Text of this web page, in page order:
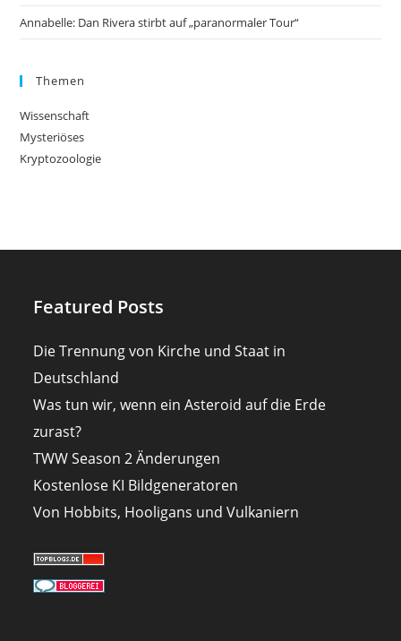
Annabelle: Dan Rivera stirbt auf „paranormaler Tour“
Themen
Wissenschaft
Mysteriöses
Kryptozoologie
Featured Posts
Die Trennung von Kirche und Staat in
Deutschland
Was tun wir, wenn ein Asteroid auf die Erde
zurast?
TWW Season 2 Änderungen
Kostenlose KI Bildgeneratoren
Von Hobbits, Hooligans und Vulkaniern